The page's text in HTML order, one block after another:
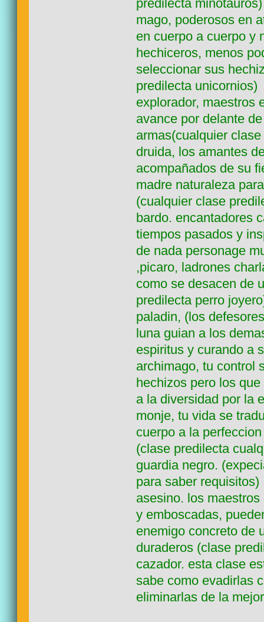
predilecta minotauros)
mago, poderosos en
en cuerpo a cuerpo y
hechiceros, menos
seleccionar sus
predilecta unicornios)
explorador, maestros
avance por delante
armas(cualquier
druida, los amantes
acompañados de su
madre naturaleza
(cualquier clase
bardo. encantadores
tiempos pasados y
de nada personage
,picaro, ladrones
como se desacen de
predilecta perro
paladin, (los
luna guian a los
espiritus y curando a
archimago, tu control
hechizos pero los
a la diversidad por la
monje, tu vida se
cuerpo a la
(clase predilecta
guardia negro.
para saber requisitos)
asesino. los
y emboscadas,
enemigo concreto de
duraderos (clase
cazador. esta clase
sabe como evadirlas
eliminarlas de la